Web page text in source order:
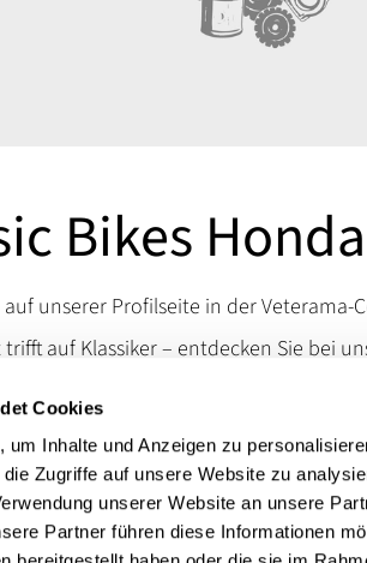
Cookies
um Inhalte und Anzeigen zu
Zugriffe auf unsere Website zu
unserer Website an unsere
Partner führen diese Informationen
Bikes Honda
unserer Profilseite in der Veterama-
auf Klassiker – entdecken Sie bei
Sie uns auf der VETERAMA und
Raritäten.
erreichen Sie uns über unsere
Motorradteile Honda